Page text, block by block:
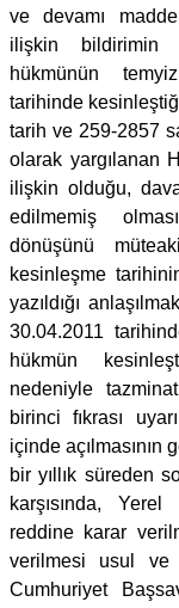
ve devamı
ilişkin bildirimin
hükmünün
tarihinde
tarih ve 259-2857
olarak yargılanan
ilişkin olduğu,
edilmemiş
dönüşünü
kesinleşme
yazıldığı
30.04.2011
hükmün
nedeniyle
birinci fıkrası
içinde
bir yıllık süreden
karşısında,
reddine karar
verilmesi usul ve
Cumhuriyet